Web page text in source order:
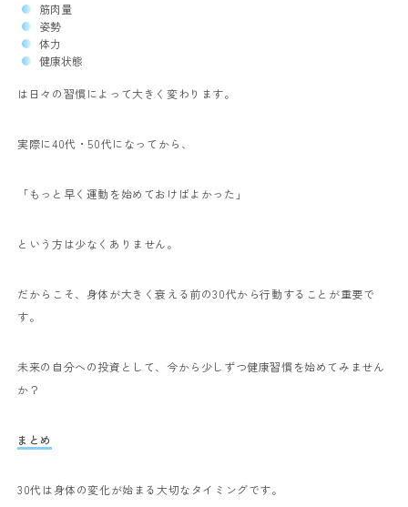
筋肉量
姿勢
体力
健康状態
は日々の習慣によって大きく変わります。
実際に40代・50代になってから、
「もっと早く運動を始めておけばよかった」
という方は少なくありません。
だからこそ、身体が大きく衰える前の30代から行動することが重要で
す。
未来の自分への投資として、今から少しずつ健康習慣を始めてみません
か？
まとめ
30代は身体の変化が始まる大切なタイミングです。